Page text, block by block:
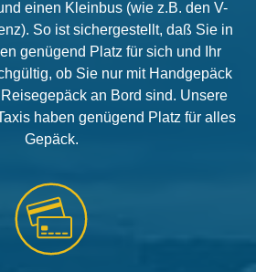
einen Kleinbus (wie z.B. den V-
So ist sichergestellt, daß Sie in
genügend Platz für sich und Ihr
ob Sie nur mit Handgepäck
an Bord sind. Unsere
haben genügend Platz für alles
Gepäck.